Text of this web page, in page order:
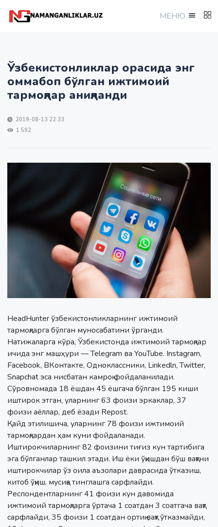
МEНЮ
Ўзбекистонликлар орасида энг
оммабоп бўлган ижтимоий
тармоқлар аниқланди
2019-08-13 22:33
1 592
HeadHunter ўзбекистонликларнинг ижтимоий
тармоқларга бўлган муносабатини ўрганди.
Натижаларга кўра, Ўзбекистонда ижтимоий тармоқлар
ичида энг машҳури — Telegram ва YouTube. Instagram,
Facebook, ВКонтакте, Одноклассники, Linkedln, Twitter,
Snapchat эса нисбатан камроқ фойдаланилади.
Сўровномада 18 ёшдан 45 ёшгача бўлган 195 киши
иштирок этган, уларнинг 63 фоизи эркаклар, 37
фоизи аёллар, деб ёзади Repost.
Қайд этилишича, уларнинг 78 фоизи ижтимоий
тармоқлардан ҳам куни фойдаланади.
Иштирокчиларнинг 82 фоизини тиғиз кун тартибига
эга бўлганлар ташкил этади. Иш ёки ўқишдан бўш вақтни
иштирокчилар ўз оила аъзолари даврасида ўтказиш,
китоб ўқиш, мусиқа тинглашга сарфлайди.
Респондентларнинг 41 фоизи кун давомида
ижтимоий тармоқларга ўртача 1 соатдан 3 соатгача вақт
сарфлайди, 35 фоизи 1 соатдан ортиқ вақт ўтказмайди,